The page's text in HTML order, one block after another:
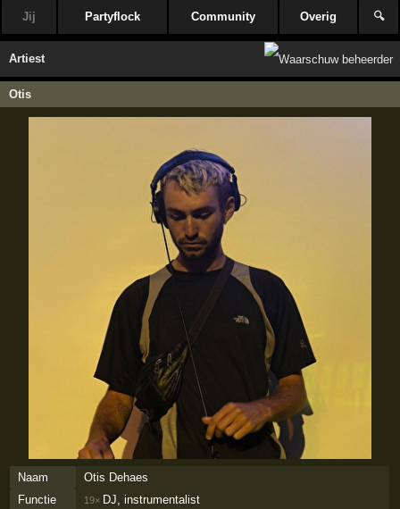
Jij Partyflock Community Overig 🔍
Artiest
Otis
Naam
Otis Dehaes
Functie
19× DJ, instrumentalist